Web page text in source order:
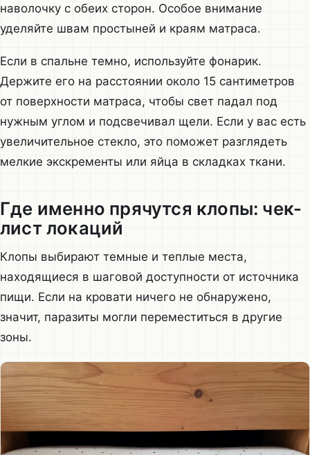
наволочку с обеих сторон. Особое внимание
уделяйте швам простыней и краям матраса.
Если в спальне темно, используйте фонарик.
Держите его на расстоянии около 15 сантиметров
от поверхности матраса, чтобы свет падал под
нужным углом и подсвечивал щели. Если у вас есть
увеличительное стекло, это поможет разглядеть
мелкие экскременты или яйца в складках ткани.
Где именно прячутся клопы: чек-
лист локаций
Клопы выбирают темные и теплые места,
находящиеся в шаговой доступности от источника
пищи. Если на кровати ничего не обнаружено,
значит, паразиты могли переместиться в другие
зоны.